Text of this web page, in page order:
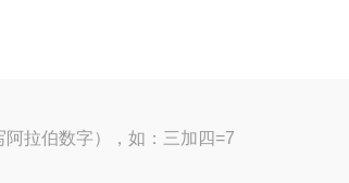
拉伯数字），如：三加四=7